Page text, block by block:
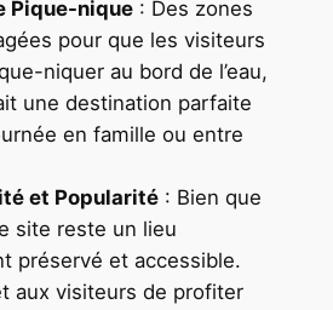
Pique-nique: Des zones
pour que les visiteurs
niquer au bord de l’eau,
une destination parfaite
en famille ou entre
et Popularité: Bien que
site reste un lieu
préservé et accessible.
aux visiteurs de profiter